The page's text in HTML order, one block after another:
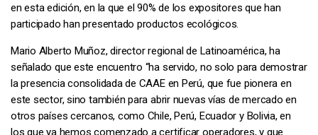
en esta edición, en la que el 90% de los expositores que han
participado han presentado productos ecológicos.
Mario Alberto Muñoz, director regional de Latinoamérica, ha
señalado que este encuentro “ha servido, no solo para demostrar
la presencia consolidada de CAAE en Perú, que fue pionera en
este sector, sino también para abrir nuevas vías de mercado en
otros países cercanos, como Chile, Perú, Ecuador y Bolivia, en
los que ya hemos comenzado a certificar operadores, y que